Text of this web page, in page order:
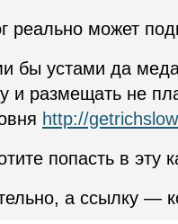
реально может
бы устами да
и размещать не
http://
попасть в эту
а ссылку —